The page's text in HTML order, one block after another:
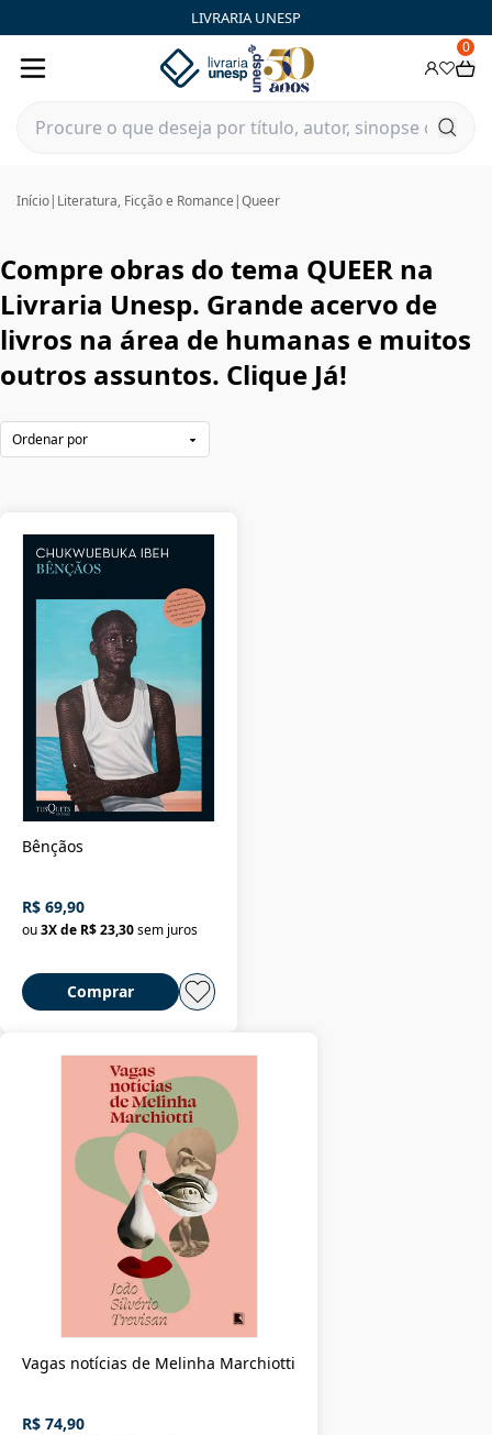
LIVRARIA UNESP
0
Início| Literatura, Ficção e Romance |Queer
Compre obras do tema QUEER na
Livraria Unesp. Grande acervo de
livros na área de humanas e muitos
outros assuntos. Clique Já!
Bênçãos
R$ 69,90
ou3X de R$ 23,30sem juros
Comprar
Vagas notícias de Melinha Marchiotti
R$ 74,90
QUEER|Livraria Unesp | FastStore PLP